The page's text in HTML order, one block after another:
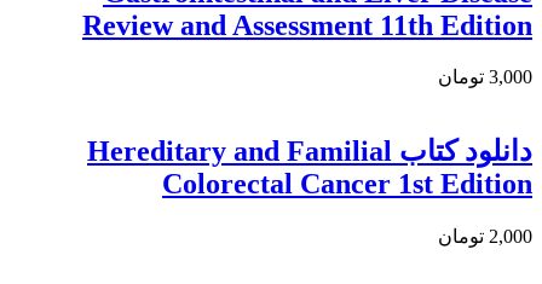
Review and Assessment 11th Edition
3,000 تومان
دانلود كتاب Hereditary and Familial
Colorectal Cancer 1st Edition
2,000 تومان